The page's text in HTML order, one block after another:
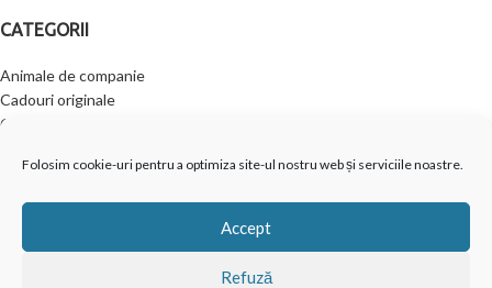
Folosim cookie-uri pentru a optimiza site-ul nostru web și serviciile noastre.
Accept
Refuză
CATEGORII
Animale de companie
Cadouri originale
Casa ta
Creativitate
Outdoor